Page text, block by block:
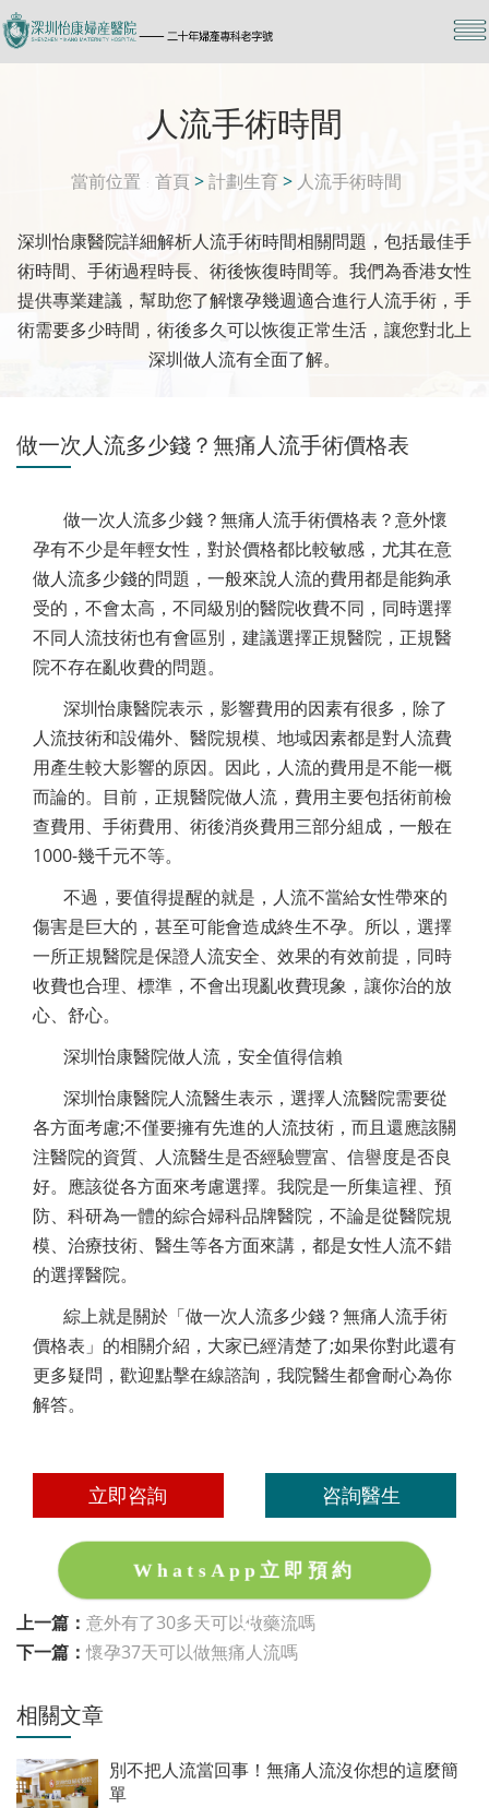
人流手術時間
當前位置 首頁 >計劃生育> 人流手術時間
深圳怡康醫院詳細解析人流手術時間相關問題，包括最佳手
術時間、手術過程時長、術後恢復時間等。我們為香港女性
提供專業建議，幫助您了解懷孕幾週適合進行人流手術，手
術需要多少時間，術後多久可以恢復正常生活，讓您對北上
深圳做人流有全面了解。
做一次人流多少錢？無痛人流手術價格表
做一次人流多少錢？無痛人流手術價格表？意外懷
孕有不少是年輕女性，對於價格都比較敏感，尤其在意
做人流多少錢的問題，一般來說人流的費用都是能夠承
受的，不會太高，不同級別的醫院收費不同，同時選擇
不同人流技術也有會區別，建議選擇正規醫院，正規醫
院不存在亂收費的問題。
深圳怡康醫院表示，影響費用的因素有很多，除了
人流技術和設備外、醫院規模、地域因素都是對人流費
用產生較大影響的原因。因此，人流的費用是不能一概
而論的。目前，正規醫院做人流，費用主要包括術前檢
查費用、手術費用、術後消炎費用三部分組成，一般在
1000-幾千元不等。
不過，要值得提醒的就是，人流不當給女性帶來的
傷害是巨大的，甚至可能會造成終生不孕。所以，選擇
一所正規醫院是保證人流安全、效果的有效前提，同時
收費也合理、標準，不會出現亂收費現象，讓你治的放
心、舒心。
深圳怡康醫院做人流，安全值得信賴
深圳怡康醫院人流醫生表示，選擇人流醫院需要從
各方面考慮;不僅要擁有先進的人流技術，而且還應該關
注醫院的資質、人流醫生是否經驗豐富、信譽度是否良
好。應該從各方面來考慮選擇。我院是一所集這裡、預
防、科研為一體的綜合婦科品牌醫院，不論是從醫院規
模、治療技術、醫生等各方面來講，都是女性人流不錯
的選擇醫院。
綜上就是關於「做一次人流多少錢？無痛人流手術
價格表」的相關介紹，大家已經清楚了;如果你對此還有
更多疑問，歡迎點擊在線諮詢，我院醫生都會耐心為你
解答。
立即咨詢 咨詢醫生
WhatsApp立即預約
上一篇： 意外有了30多天可以做藥流嗎
下一篇：懷孕37天可以做無痛人流嗎
相關文章
別不把人流當回事！無痛人流沒你想的這麼簡
單